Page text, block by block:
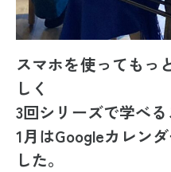
スマホを使ってもっ
しく
3回シリーズで学べ
1月はGoogleカレン
した。